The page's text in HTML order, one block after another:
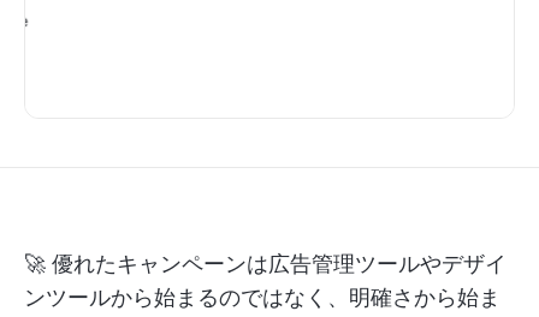
🚀 優れたキャンペーンは広告管理ツールやデザイ
ンツールから始まるのではなく、明確さから始ま